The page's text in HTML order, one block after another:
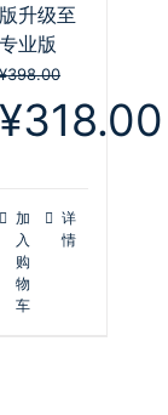
版升级至
专业版
¥398.00
原
价
¥318.00
加
入
购
物
车
详
情